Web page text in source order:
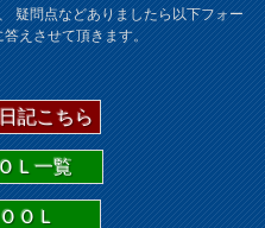
疑問点などありましたら以下フォー
えさせて頂きます。
記こちら
Ｌ一覧
ＯＬ